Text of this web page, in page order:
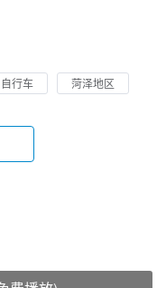
自行车 菏泽地区